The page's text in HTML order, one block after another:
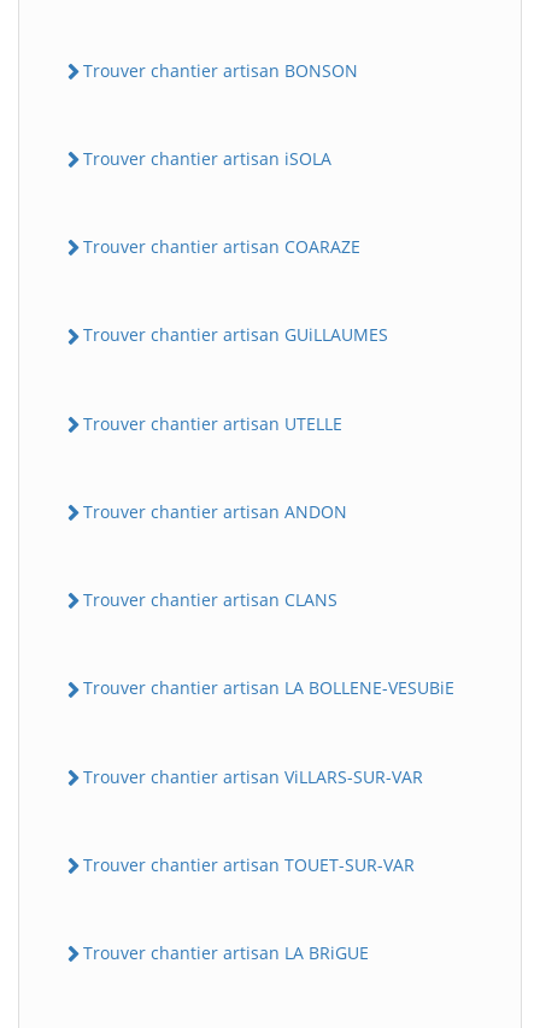
Trouver chantier artisan BONSON
Trouver chantier artisan iSOLA
Trouver chantier artisan COARAZE
Trouver chantier artisan GUiLLAUMES
Trouver chantier artisan UTELLE
Trouver chantier artisan ANDON
Trouver chantier artisan CLANS
Trouver chantier artisan LA BOLLENE-VESUBiE
Trouver chantier artisan ViLLARS-SUR-VAR
Trouver chantier artisan TOUET-SUR-VAR
Trouver chantier artisan LA BRiGUE